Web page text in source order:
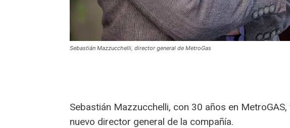
Sebastián Mazzucchelli, director general de MetroGas
Sebastián Mazzucchelli, con 30 años en
nuevo director general de la compañía.